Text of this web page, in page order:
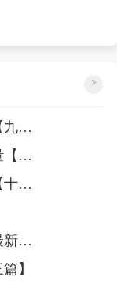
>
】
】
】
】
】